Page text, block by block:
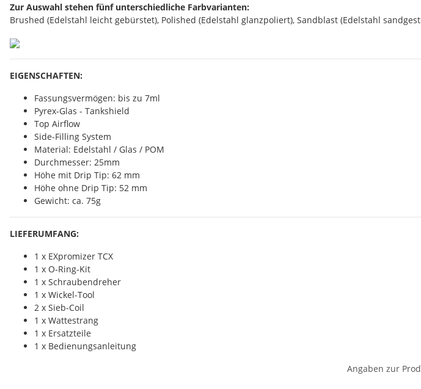
Zur Auswahl stehen fünf unterschiedliche Farbvarianten:
Brushed (Edelstahl leicht gebürstet), Polished (Edelstahl glanzpoliert), Sandblast (Edelstahl
EIGENSCHAFTEN:
Fassungsvermögen: bis zu 7ml
Pyrex-Glas - Tankshield
Top Airflow
Side-Filling System
Material: Edelstahl / Glas / POM
Durchmesser: 25mm
Höhe mit Drip Tip: 62 mm
Höhe ohne Drip Tip: 52 mm
Gewicht: ca. 75g
LIEFERUMFANG:
1 x EXpromizer TCX
1 x O-Ring-Kit
1 x Schraubendreher
1 x Wickel-Tool
2 x Sieb-Coil
1 x Wattestrang
1 x Ersatzteile
1 x Bedienungsanleitung
Angaben zur